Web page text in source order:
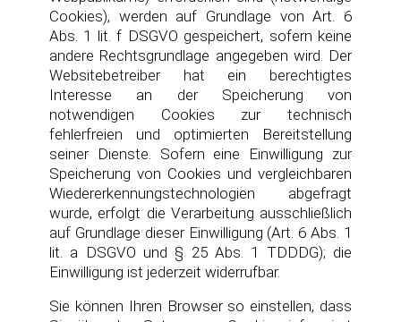
Cookies), werden auf Grundlage von Art. 6
Abs. 1 lit. f DSGVO gespeichert, sofern keine
andere Rechtsgrundlage angegeben wird. Der
Websitebetreiber hat ein berechtigtes
Interesse an der Speicherung von
notwendigen Cookies zur technisch
fehlerfreien und optimierten Bereitstellung
seiner Dienste. Sofern eine Einwilligung zur
Speicherung von Cookies und vergleichbaren
Wiedererkennungstechnologien abgefragt
wurde, erfolgt die Verarbeitung ausschließlich
auf Grundlage dieser Einwilligung (Art. 6 Abs. 1
lit. a DSGVO und § 25 Abs. 1 TDDDG); die
Einwilligung ist jederzeit widerrufbar.
Sie können Ihren Browser so einstellen, dass